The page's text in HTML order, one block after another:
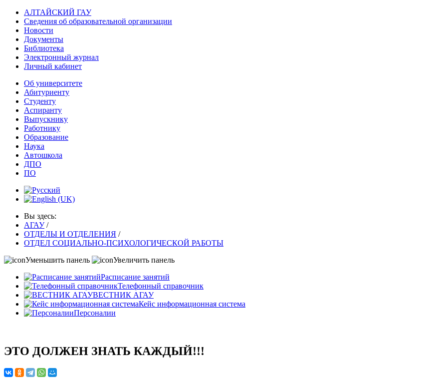
АЛТАЙСКИЙ ГАУ
Сведения об образовательной организации
Новости
Документы
Библиотека
Электронный журнал
Личный кабинет
Об университете
Абитуриенту
Студенту
Аспиранту
Выпускнику
Работнику
Образование
Наука
Автошкола
ДПО
ПО
Вы здесь:
АГАУ /
ОТДЕЛЫ И ОТДЕЛЕНИЯ /
ОТДЕЛ СОЦИАЛЬНО-ПСИХОЛОГИЧЕСКОЙ РАБОТЫ
Уменьшить панель
Увеличить панель
Расписание занятий
Телефонный справочник
ВЕСТНИК АГАУ
Кейс информационная система
Персоналии
ЭТО ДОЛЖЕН ЗНАТЬ КАЖДЫЙ!!!